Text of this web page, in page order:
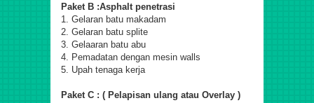
Paket B :Asphalt penetrasi
1. Gelaran batu makadam
2. Gelaran batu splite
3. Gelaaran batu abu
4. Pemadatan dengan mesin walls
5. Upah tenaga kerja
Paket C : ( Pelapisan ulang atau Overlay )